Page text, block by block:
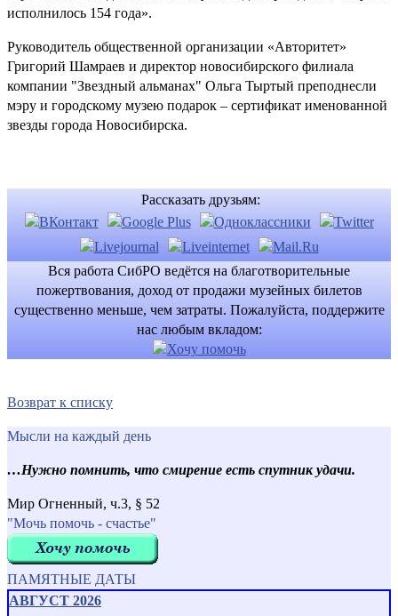
исполнилось 154 года».
Руководитель общественной организации «Авторитет»
Григорий Шамраев и директор новосибирского филиала
компании "Звездный альманах" Ольга Тыртый преподнесли
мэру и городскому музею подарок – сертификат именованной
звезды города Новосибирска.
Рассказать друзьям:
Вся работа СибРО ведётся на благотворительные
пожертвования, доход от продажи музейных билетов
существенно меньше, чем затраты. Пожалуйста, поддержите
нас любым вкладом:
Возврат к списку
Мысли на каждый день
…Нужно помнить, что смирение есть спутник удачи.
Мир Огненный, ч.3, § 52
"Мочь помочь - счастье"
ПАМЯТНЫЕ ДАТЫ
АВГУСТ 2026